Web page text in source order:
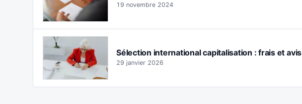
19 novembre 2024
Sélection international capitalisation : frais et avis
29 janvier 2026